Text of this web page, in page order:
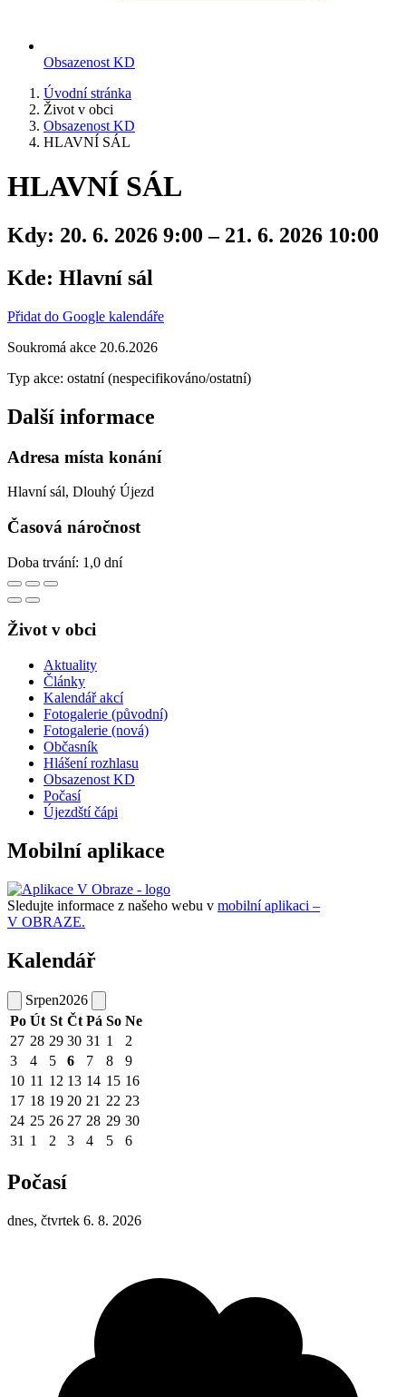
Obsazenost KD
Úvodní stránka
Život v obci
Obsazenost KD
HLAVNÍ SÁL
HLAVNÍ SÁL
Kdy: 20. 6. 2026 9:00 – 21. 6. 2026 10:00
Kde: Hlavní sál
Přidat do Google kalendáře
Soukromá akce 20.6.2026
Typ akce: ostatní (nespecifikováno/ostatní)
Další informace
Adresa místa konání
Hlavní sál, Dlouhý Újezd
Časová náročnost
Doba trvání: 1,0 dní
Život v obci
Aktuality
Články
Kalendář akcí
Fotogalerie (původní)
Fotogalerie (nová)
Občasník
Hlášení rozhlasu
Obsazenost KD
Počasí
Újezdští čápi
Mobilní aplikace
Sledujte informace z našeho webu v mobilní aplikaci –
V OBRAZE.
Kalendář
Srpen2026
Po Út St Čt Pá So Ne
27 28 29 30 31 1
2
3
4 5 6 7 8
9
10 11 12 13 14 15 16
17 18 19 20 21 22 23
24 25 26 27 28 29 30
31 1 2 3 4 5 6
Počasí
dnes, čtvrtek 6. 8. 2026